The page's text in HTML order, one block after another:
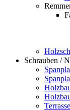
Schrauben /